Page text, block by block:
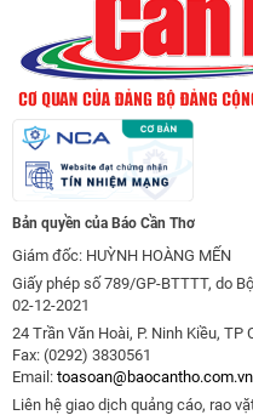
Bản quyền của Báo Cần Thơ
Giám đốc: HUỲNH HOÀNG MẾN
Giấy phép số 789/GP-BTTTT, do
02-12-2021
24 Trần Văn Hoài, P. Ninh Kiều,
Fax: (0292) 3830561
Email: toasoan@baocantho.com.vn
Liên hệ giao dịch quảng cáo, rao